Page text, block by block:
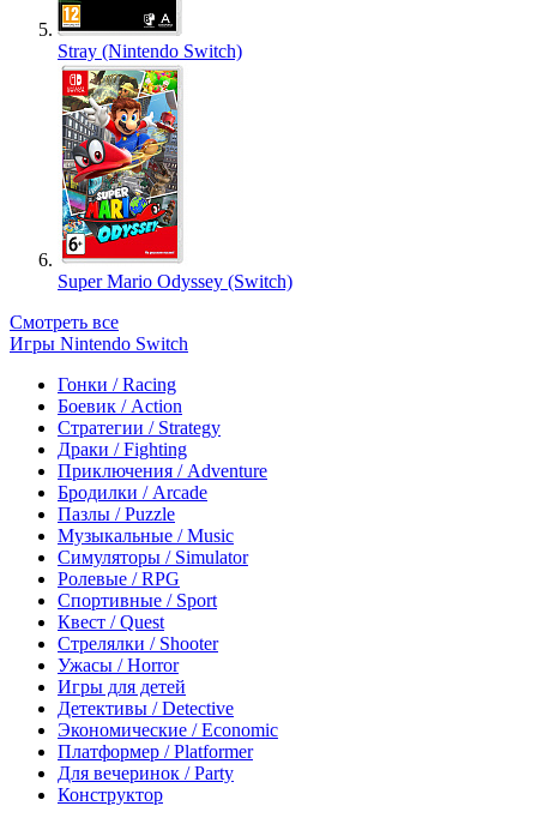
Stray (Nintendo Switch)
Super Mario Odyssey (Switch)
Смотреть все
Игры Nintendo Switch
Гонки / Racing
Боевик / Action
Стратегии / Strategy
Драки / Fighting
Приключения / Adventure
Бродилки / Arcade
Пазлы / Puzzle
Музыкальные / Music
Симуляторы / Simulator
Ролевые / RPG
Спортивные / Sport
Квест / Quest
Стрелялки / Shooter
Ужасы / Horror
Игры для детей
Детективы / Detective
Экономические / Economic
Платформер / Platformer
Для вечеринок / Party
Конструктор